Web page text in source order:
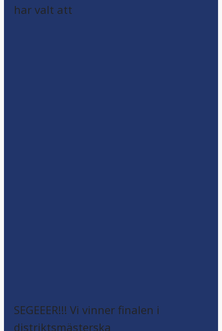
har valt att
SEGEEER!!! Vi vinner finalen i
distriktsmästerska